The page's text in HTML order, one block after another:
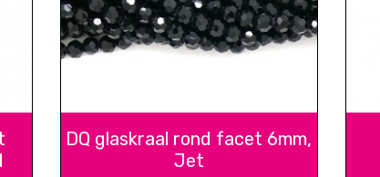
DQ glaskraal rond facet 6mm,
Jet